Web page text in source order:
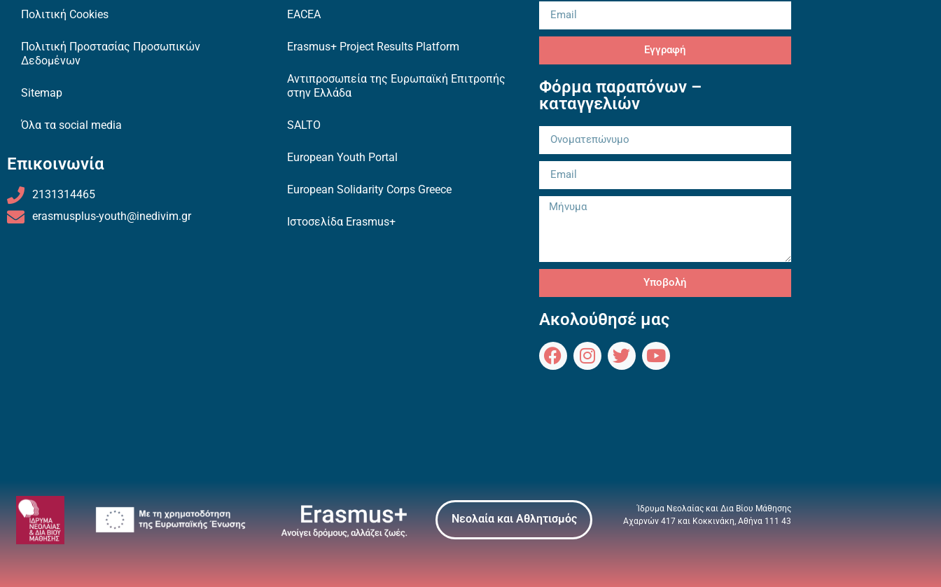
Πολιτική Cookies
Πολιτική Προστασίας Προσωπικών
Δεδομένων
Sitemap
Όλα τα social media
Επικοινωνία
2131314465
erasmusplus-youth@inedivim.gr
EACEA
Erasmus+ Project Results Platform
Αντιπροσωπεία της Ευρωπαϊκή Επιτροπής
στην Ελλάδα
SALTO
European Youth Portal
European Solidarity Corps Greece
Ιστοσελίδα Erasmus+
Εγγραφή
Φόρμα παραπόνων –
καταγγελιών
Υποβολή
Ακολούθησέ μας
Νεολαία και Αθλητισμός
Ίδρυμα Νεολαίας και Δια Βίου Μάθησης
Αχαρνών 417 και Κοκκινάκη, Αθήνα 111 43